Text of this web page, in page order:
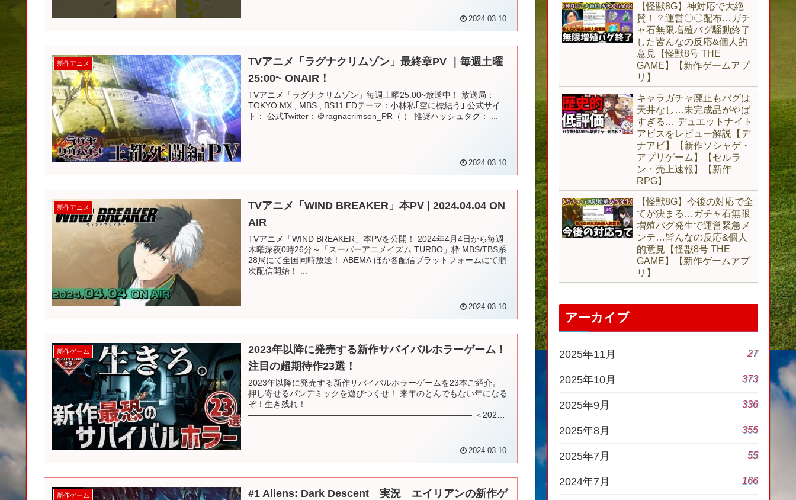
2024.03.10
新作アニメ
TVアニメ「ラグナクリムゾン」最終章PV ｜毎週土曜
25:00~ ONAIR！
TVアニメ「ラグナクリムゾン」毎週土曜25:00~放送中！ 放送局：
TOKYO MX , MBS , BS11 EDテーマ：小林私｢空に標結う｣ 公式サイ
ト： 公式Twitter：＠ragnacrimson_PR（ ） 推奨ハッシュタグ： ...
2024.03.10
新作アニメ
TVアニメ「WIND BREAKER」本PV | 2024.04.04 ON
AIR
TVアニメ「WIND BREAKER」本PVを公開！ 2024年4月4日から毎週
木曜深夜0時26分～「スーパーアニメイズム TURBO」枠 MBS/TBS系
28局にて全国同時放送！ ABEMA ほか各配信プラットフォームにて順
次配信開始！ ...
2024.03.10
新作ゲーム
2023年以降に発売する新作サバイバルホラーゲーム！
注目の超期待作23選！
2023年以降に発売する新作サバイバルホラーゲームを23本ご紹介。
押し寄せるパンデミックを遊びつくせ！ 来年のとんでもない年になる
ぞ！生き残れ！
――――――――――――――――――――――――――― ＜2023
2024.03.10
新作ゲーム
#1 Aliens: Dark Descent 実況 エイリアンの新作ゲ
【怪獣8G】神対応で大絶
賛！？運営〇〇配布…ガチ
ャ石無限増殖バグ騒動終了
した皆んなの反応&個人的
意見【怪獣8号 THE
GAME】【新作ゲームアプ
リ】
キャラガチャ廃止もバグは
天井なし…未完成品がやば
すぎる… デュエットナイト
アビスをレビュー解説【デ
ナアビ】【新作ソシャゲ・
アプリゲーム】【セルラ
ン・売上速報】【新作
RPG】
【怪獣8G】今後の対応で全
てが決まる…ガチャ石無限
増殖バグ発生で運営緊急メ
ンテ…皆んなの反応&個人
的意見【怪獣8号 THE
GAME】【新作ゲームアプ
リ】
アーカイブ
2025年11月 27
2025年10月 373
2025年9月 336
2025年8月 355
2025年7月 55
2024年7月 166